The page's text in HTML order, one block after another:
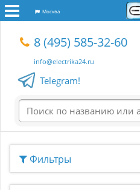
Москва
8 (495) 585-32-60
info@electrika24.ru
Telegram!
Фильтры